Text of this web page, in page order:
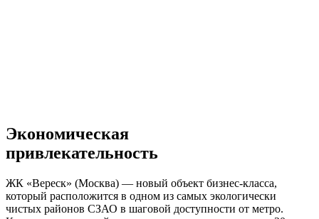
Экономическая
привлекательность
ЖК «Вереск» (Москва) — новый объект бизнес-класса,
который расположится в одном из самых экологически
чистых районов СЗАО в шаговой доступности от метро.